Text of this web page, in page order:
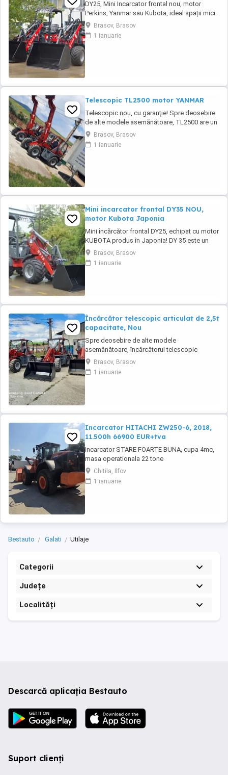
DY25, Mini Incarcator frontal nou, motor
Perkins, Yanmar sau Kubota, ideal spații mici.
DY 25 este un mini-încărcător frontal articulat
nou, cu garanție, destinat lucrărilor în spații
înguste și nu numai, ideal pentru prestatorii
Brasov, Brasov
1 ianuarie
Telescopic TL2500 motor YANMAR
Telescopic nou, cu garanție! Spre deosebire
de alte modele asemănătoare, TL2500 are un
motor Turbo Diesel YANMAR în 4 cilindri, și o
structură care permite o cupă standard de
1,2m, nu 0,65mc ca la alte modele.
Brasov, Brasov
1 ianuarie
Mini incarcator frontal DY35 NOU,
motor Kubota Japonia
Mini încărcător frontal DY25, echipat cu motor
KUBOTA produs în Japonia! DY 35 este un
mini-încărcător frontal articulat NOU, destinat
lucrărilor în spații înguste, zootehnie și nu
numai, ideal pentru prestatorii de servicii în
Brasov, Brasov
1 ianuarie
Încărcător telescopic articulat de 2,5t
capacitate, Nou
Spre deosebire de alte modele
asemănătoare, încărcătorul telescopic
TL2500 are motor de 102cp, nu de 75cp și are
o structură care permite din fabrică echiparea
cu o cupă standard de 1,2mc. Telescopic nou
Brasov, Brasov
1 ianuarie
Incarcator HITACHI ZW250-6, 2018,
11.500h 66900 EUR+tva
Incarcator STARE FOARTE BUNA, cupa 4mc,
masa operationala 22 tone
Chitila, Ilfov
1 ianuarie
Bestauto Galati Utilaje
Categorii
Județe
Localități
Descarcă aplicația Bestauto
Suport clienți